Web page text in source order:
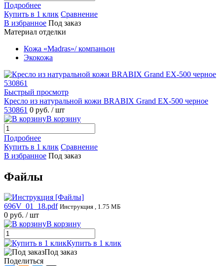
Подробнее
Купить в 1 клик Сравнение
В избранное Под заказ
Материал отделки
Кожа «Madras»/ компаньон
Экокожа
Быстрый просмотр
Кресло из натуральной кожи BRABIX Grand EX-500 черное
530861 0 руб. / шт
В корзину
Подробнее
Купить в 1 клик Сравнение
В избранное Под заказ
Файлы
696V_01_18.pdf Инструкция , 1.75 МБ
0 руб. / шт
В корзину
Купить в 1 клик
Под заказ
Поделиться